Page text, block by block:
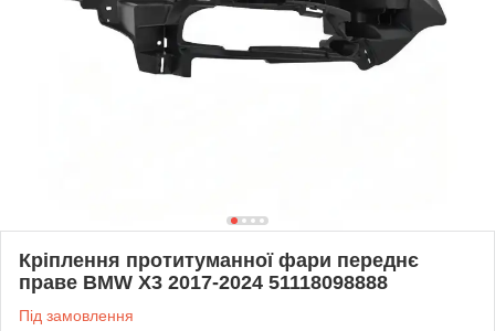
Кріплення протитуманної фари переднє
праве BMW X3 2017-2024 51118098888
Під замовлення